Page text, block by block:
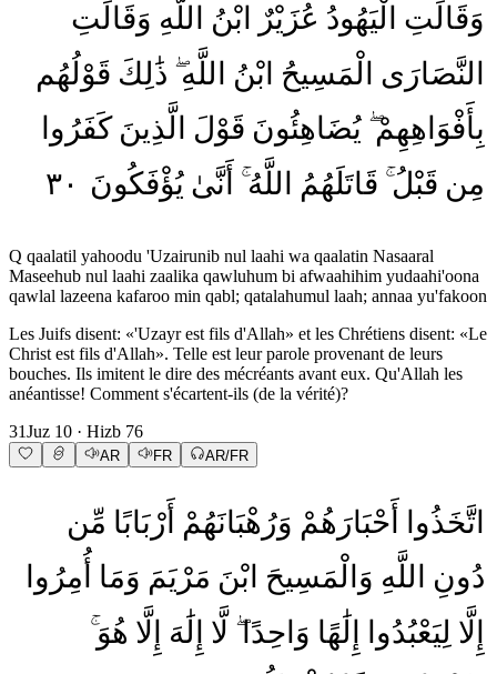
وَقَالَتِ الْيَهُودُ عُزَيْرٌ ابْنُ اللَّهِ وَقَالَتِ
النَّصَارَى الْمَسِيحُ ابْنُ اللَّهِ ذَٰلِكَ قَوْلُهُم
بِأَفْوَاهِهِمْ يُضَاهِئُونَ قَوْلَ الَّذِينَ كَفَرُوا
مِن قَبْلُ قَاتَلَهُمُ اللَّهُ أَنَّىٰ يُؤْفَكُونَ ٣٠
Q qaalatil yahoodu 'Uzairunib nul laahi wa qaalatin Nasaaral
Maseehub nul laahi zaalika qawluhum bi afwaahihim yudaahi'oona
qawlal lazeena kafaroo min qabl; qatalahumul laah; annaa yu'fakoon
Les Juifs disent: «'Uzayr est fils d'Allah» et les Chrétiens disent: «Le
Christ est fils d'Allah». Telle est leur parole provenant de leurs
bouches. Ils imitent le dire des mécréants avant eux. Qu'Allah les
anéantisse! Comment s'écartent-ils (de la vérité)?
31Juz 10 · Hizb 76
AR FR AR/FR
اتَّخَذُوا أَحْبَارَهُمْ وَرُهْبَانَهُمْ أَرْبَابًا مِّن
دُونِ
اللَّهِ وَالْمَسِيحَ ابْنَ مَرْيَمَ وَمَا أُمِرُوا
إِلَّا لِيَعْبُدُوا إِلَٰهًا وَاحِدًا لَّا إِلَٰهَ إِلَّا هُوَ